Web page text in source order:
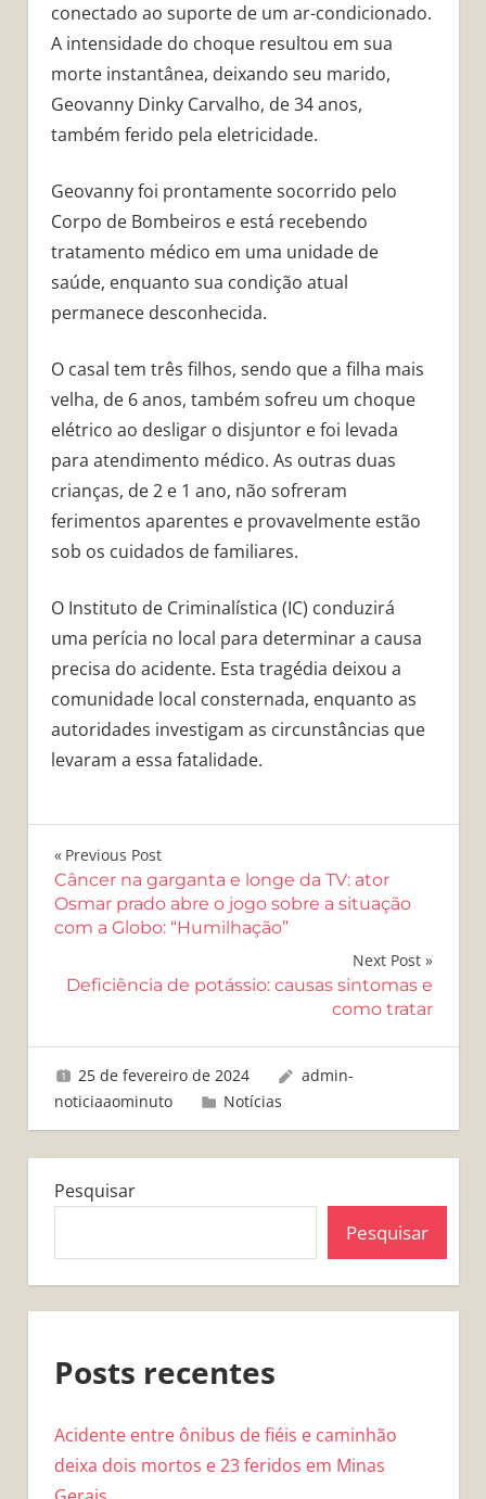
conectado ao suporte de um ar-condicionado.
A intensidade do choque resultou em sua
morte instantânea, deixando seu marido,
Geovanny Dinky Carvalho, de 34 anos,
também ferido pela eletricidade.
Geovanny foi prontamente socorrido pelo
Corpo de Bombeiros e está recebendo
tratamento médico em uma unidade de
saúde, enquanto sua condição atual
permanece desconhecida.
O casal tem três filhos, sendo que a filha mais
velha, de 6 anos, também sofreu um choque
elétrico ao desligar o disjuntor e foi levada
para atendimento médico. As outras duas
crianças, de 2 e 1 ano, não sofreram
ferimentos aparentes e provavelmente estão
sob os cuidados de familiares.
O Instituto de Criminalística (IC) conduzirá
uma perícia no local para determinar a causa
precisa do acidente. Esta tragédia deixou a
comunidade local consternada, enquanto as
autoridades investigam as circunstâncias que
levaram a essa fatalidade.
Navegação
de
Post
Previous Post
Câncer na garganta e longe da TV: ator
Osmar prado abre o jogo sobre a situação
com a Globo: “Humilhação”
Next Post
Deficiência de potássio: causas sintomas e
como tratar
25 de fevereiro de 2024
admin-
noticiaaominuto
Notícias
Pesquisar
Pesquisar
Posts recentes
Acidente entre ônibus de fiéis e caminhão
deixa dois mortos e 23 feridos em Minas